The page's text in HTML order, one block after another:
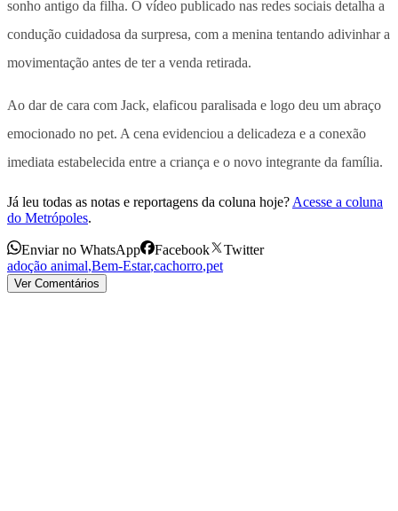
sonho antigo da filha. O vídeo publicado nas redes sociais detalha a
condução cuidadosa da surpresa, com a menina tentando adivinhar a
movimentação antes de ter a venda retirada.
Ao dar de cara com Jack, elaficou paralisada e logo deu um abraço
emocionado no pet. A cena evidenciou a delicadeza e a conexão
imediata estabelecida entre a criança e o novo integrante da família.
Já leu todas as notas e reportagens da coluna hoje? Acesse a coluna
do Metrópoles.
Enviar no WhatsApp Facebook
Twitter
adoção animal,Bem-Estar,cachorro,pet
Ver Comentários